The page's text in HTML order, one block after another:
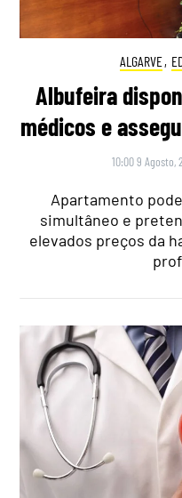
ALGARVE,
Albufeira
médicos e
10:00 9 Agosto,
Apartamento
simultâneo e
elevados preços da